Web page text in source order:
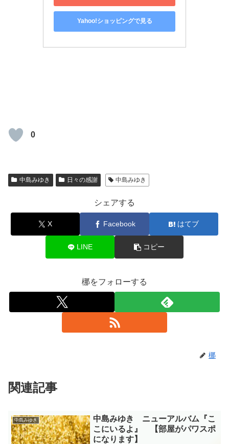
Yahoo!ショッピングで見る
0
中島みゆき 日々の感謝 中島みゆき
シェアする
X Facebook はてブ
LINE コピー
梛をフォローする
梛
関連記事
中島みゆき
中島みゆき ニューアルバム『こ
こにいるよ』 【部屋がパワスポ
になります】